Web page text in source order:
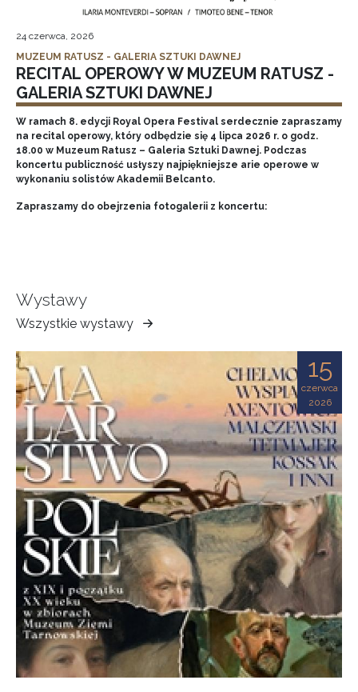
24 czerwca, 2026
MUZEUM RATUSZ - GALERIA SZTUKI DAWNEJ
RECITAL OPEROWY W MUZEUM RATUSZ -
GALERIA SZTUKI DAWNEJ
W ramach 8. edycji Royal Opera Festival serdecznie zapraszamy
na recital operowy, który odbędzie się 4 lipca 2026 r. o godz.
18.00 w Muzeum Ratusz – Galeria Sztuki Dawnej. Podczas
koncertu publiczność usłyszy najpiękniejsze arie operowe w
wykonaniu solistów Akademii Belcanto.
Zapraszamy do obejrzenia fotogalerii z koncertu:
Wystawy
Wszystkie wystawy
Muzeum
Ziemi
Tarnowskiej
15
czerwca
2026